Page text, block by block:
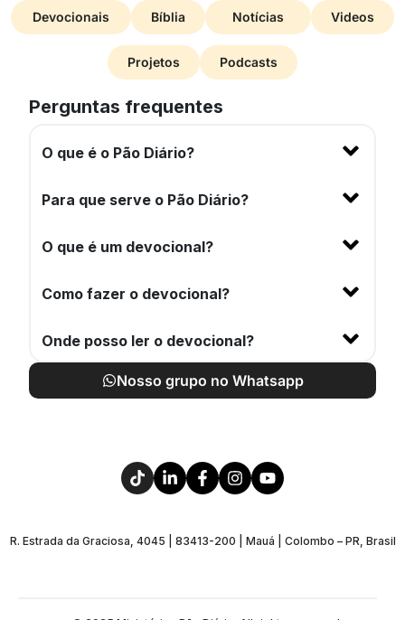
Devocionais Bíblia Notícias Videos
Projetos Podcasts
Perguntas frequentes
O que é o Pão Diário?
Para que serve o Pão Diário?
O que é um devocional?
Como fazer o devocional?
Onde posso ler o devocional?
Nosso grupo no Whatsapp
R. Estrada da Graciosa, 4045 | 83413-200 | Mauá | Colombo – PR, Brasil